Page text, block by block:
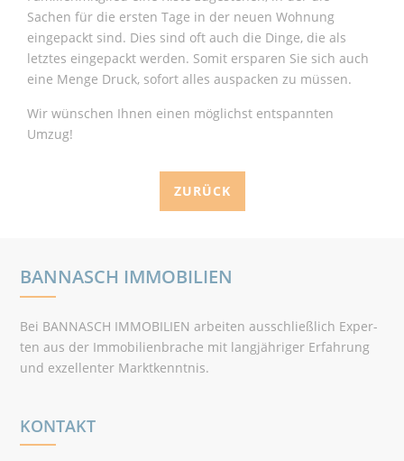
Sachen für die ersten Tage in der neuen Wohnung
eingepackt sind. Dies sind oft auch die Dinge, die als
letztes eingepackt werden. Somit ersparen Sie sich auch
eine Menge Druck, sofort alles auspacken zu müssen.
Wir wünschen Ihnen einen möglichst entspannten
Umzug!
ZURÜCK
BANNASCH IMMOBILIEN
Bei BANNASCH IMMOBILIEN arbeiten ausschließlich Exper­
ten aus der Immo­bilienbrache mit langjähriger Erfahrung
und exzel­lenter Marktkenntnis.
KONTAKT